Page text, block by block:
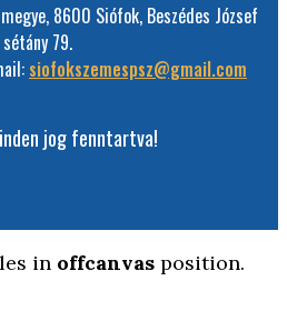
8600 Siófok, Beszédes József
sétány 79.
siofokszemespsz@gmail.com
jog fenntartva!
in offcanvas position.